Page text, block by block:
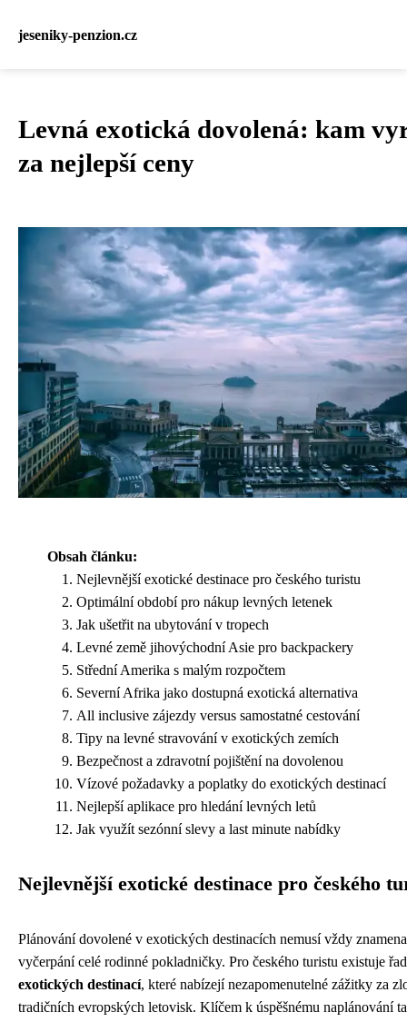
jeseniky-penzion.cz
Levná exotická dovolená: kam
za nejlepší ceny
Obsah článku:
Nejlevnější exotické destinace pro českého turistu
Optimální období pro nákup levných letenek
Jak ušetřit na ubytování v tropech
Levné země jihovýchodní Asie pro backpackery
Střední Amerika s malým rozpočtem
Severní Afrika jako dostupná exotická alternativa
All inclusive zájezdy versus samostatné cestování
Tipy na levné stravování v exotických zemích
Bezpečnost a zdravotní pojištění na dovolenou
Vízové požadavky a poplatky do exotických destinací
Nejlepší aplikace pro hledání levných letů
Jak využít sezónní slevy a last minute nabídky
Nejlevnější exotické destinace pro českého
Plánování dovolené v exotických destinacích nemusí vždy
vyčerpání celé rodinné pokladničky. Pro českého turistu existuje
exotických destinací, které nabízejí nezapomenutelné zážitky za
tradičních evropských letovisk. Klíčem k úspěšnému naplánování